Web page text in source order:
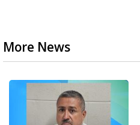
More News